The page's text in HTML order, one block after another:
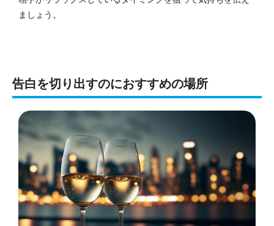
ましょう。
告白を切り出すのにおすすめの場所